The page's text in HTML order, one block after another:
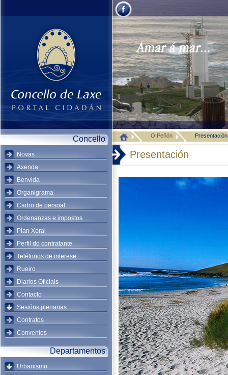
Concello
Novas
Axenda
Benvida
Organigrama
Cadro de persoal
Ordenanzas e impostos
Plan Xeral
Perfil do contratante
Teléfonos de interese
Rueiro
Diarios Oficiais
Contacto
Sesións plenarias
Contratos
Convenios
Departamentos
Urbanismo
O Peñón Presentación
Presentación